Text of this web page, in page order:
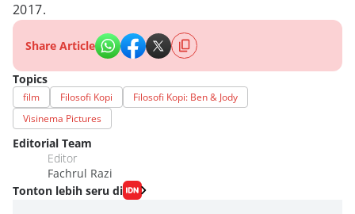
2017.
Share Article
Topics
film Filosofi Kopi
Filosofi Kopi: Ben & Jody
Visinema Pictures
Editorial Team
Editor
Fachrul Razi
Tonton lebih seru di